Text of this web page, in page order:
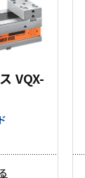
VQX-